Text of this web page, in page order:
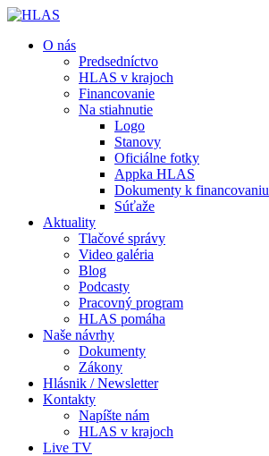
O nás
Predsedníctvo
HLAS v krajoch
Financovanie
Na stiahnutie
Logo
Stanovy
Oficiálne fotky
Appka HLAS
Dokumenty k financovaniu
Súťaže
Aktuality
Tlačové správy
Video galéria
Blog
Podcasty
Pracovný program
HLAS pomáha
Naše návrhy
Dokumenty
Zákony
Hlásnik / Newsletter
Kontakty
Napíšte nám
HLAS v krajoch
Live TV